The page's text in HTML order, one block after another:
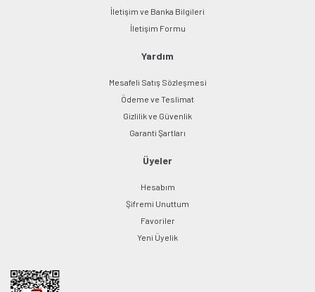
Gönder
İletişim ve Banka Bilgileri
İletişim Formu
Yardım
Mesafeli Satış Sözleşmesi
Ödeme ve Teslimat
Gizlilik ve Güvenlik
Garanti Şartları
Üyeler
Hesabım
Şifremi Unuttum
Favoriler
Yeni Üyelik